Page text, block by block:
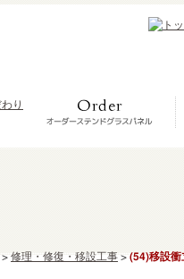
> 修理・修復・移設工事 > (54)移設衝